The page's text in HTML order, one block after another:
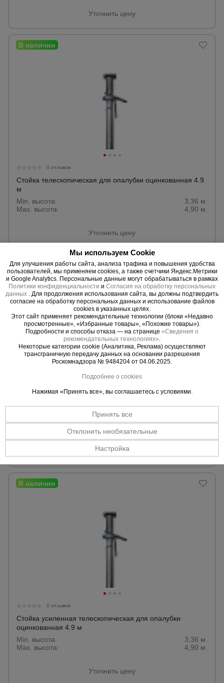
Уточнить цену
0 отзывов
Стойка телескопическая для опалубки оцинкованная 4.9
м
Min. высота:
3,36 м.
Max. высота:
4,90 м.
Уточнить цену
оцинкованная 4.5 м
Min. высота:
2,96 м.
Уточнить цену
0 отзывов
Стойка усиленная телескопическая для опалубки
оцинкованная 4.9 м
Min. высота:
3,36 м.
Max. высота:
4,90 м.
Уточнить цену
Мы используем Cookie
Для улучшения работы сайта, анализа трафика и повышения удобства
пользователей, мы применяем cookies, а также счетчики Яндекс.Метрики
и Google Analytics. Персональные данные могут обрабатываться в рамках
Политики конфиденциальности и Согласия на обработку персональных
данных
. Для продолжения использования сайта, вы должны подтвердить
согласие на обработку персональных данных и использование файлов
cookies в указанных целях.
Этот сайт применяет рекомендательные технологии (блоки «Недавно
просмотренные», «Избранные товары», «Похожие товары»).
Подробности и способы отказа — на странице «Сведения о
рекомендательных технологиях»
Некоторые категории cookie (Аналитика, Реклама) осуществляют
трансграничную передачу данных на основании разрешения
Роскомнадзора № 9484204 от 04.06.2025.
Подробнее о cookies
Нажимая «Принять все», вы соглашаетесь с условиями.
Принять все
Отклонить необязательные
Настройка